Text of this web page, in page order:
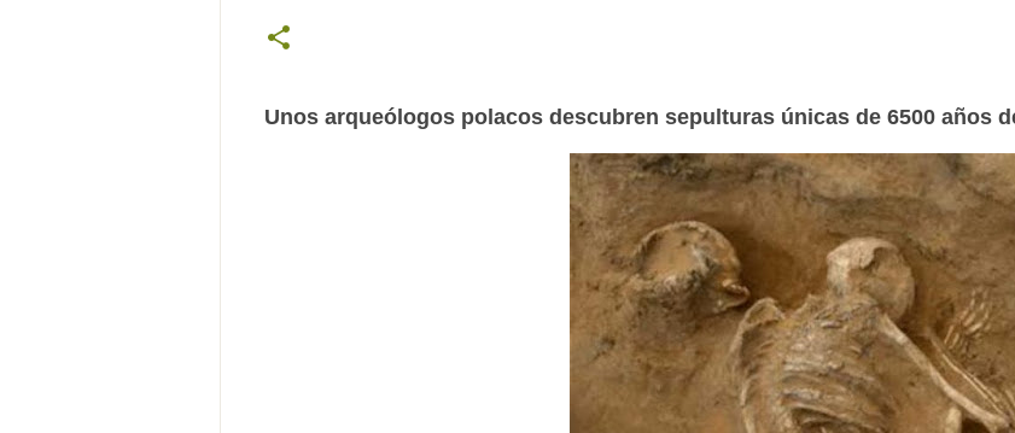
Unos arqueólogos polacos descubren sepulturas únicas de 6500 años